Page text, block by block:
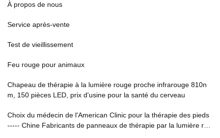
À propos de nous
Service après-vente
Test de vieillissement
Feu rouge pour animaux
Chapeau de thérapie à la lumière rouge proche infrarouge 810n
m, 150 pièces LED, prix d'usine pour la santé du cerveau
Choix du médecin de l'American Clinic pour la thérapie des pieds
----- Chine Fabricants de panneaux de thérapie par la lumière rou